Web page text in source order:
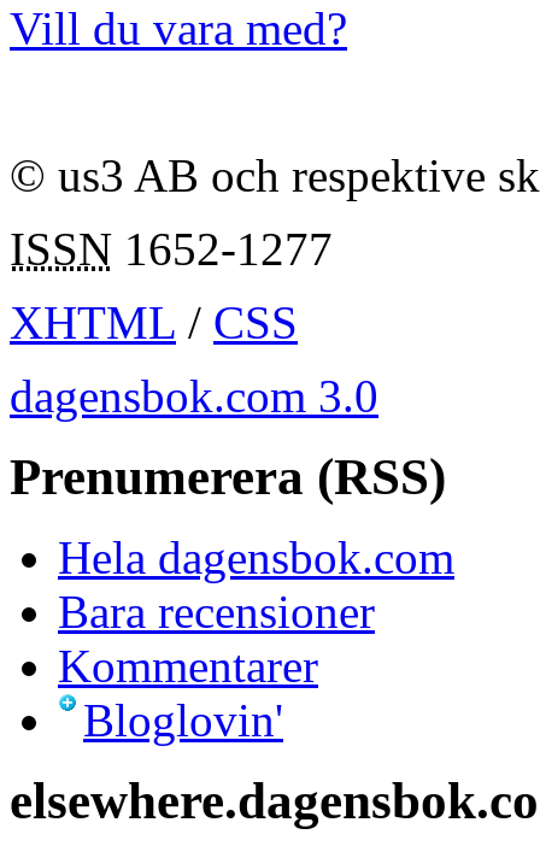
Vill du vara med?
© us3 AB och respektive
ISSN 1652-1277
XHTML / CSS
dagensbok.com 3.0
Prenumerera (RSS)
Hela dagensbok.com
Bara recensioner
Kommentarer
Bloglovin'